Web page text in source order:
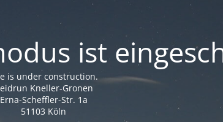
ist
is under construction.
Kneller-Gronen
Erna-Scheffler-Str. 1a
51103 Köln